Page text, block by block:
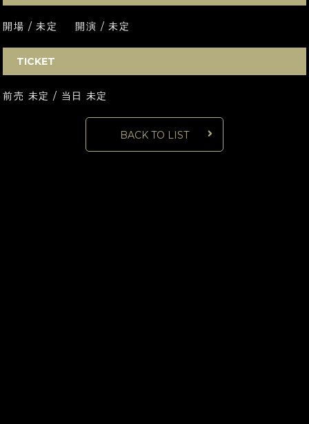
開場 / 未定 開演 / 未定
TICKET
前売 未定 / 当日 未定
BACK TO LIST